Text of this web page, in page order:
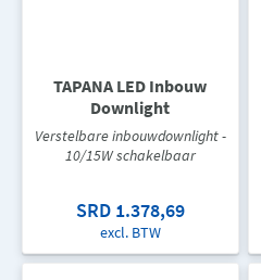
TAPANA LED Inbouw
Downlight
Verstelbare inbouwdownlight -
10/15W schakelbaar
SRD 1.378,69
excl. BTW